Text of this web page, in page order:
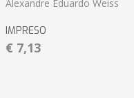
Alexandre Eduardo Weiss
IMPRESO
€ 7,13